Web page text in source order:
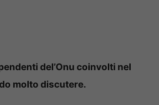
del’Onu coinvolti nel
molto discutere.